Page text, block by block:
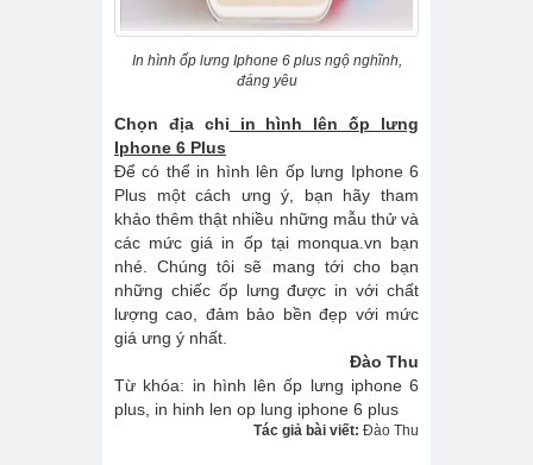
In hình ốp lưng Iphone 6 plus ngộ nghĩnh,
đáng yêu
Chọn địa chỉin hình lên ốp lưng
Iphone 6 Plus
Để có thể in hình lên ốp lưng Iphone 6
Plus một cách ưng ý, bạn hãy tham
khảo thêm thật nhiều những mẫu thử và
các mức giá in ốp tại monqua.vn bạn
nhé. Chúng tôi sẽ mang tới cho bạn
những chiếc ốp lưng được in với chất
lượng cao, đảm bảo bền đẹp với mức
giá ưng ý nhất.
Đào Thu
Từ khóa: in hình lên ốp lưng iphone 6
plus, in hinh len op lung iphone 6 plus
Tác giả bài viết: Đào Thu